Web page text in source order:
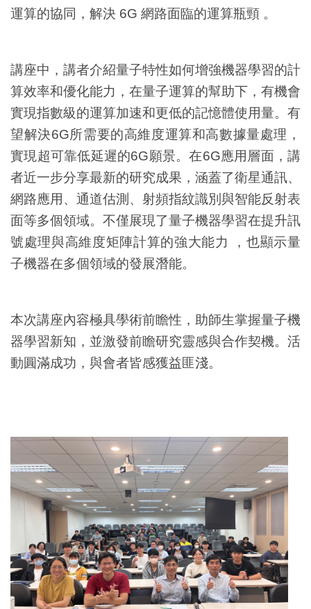
運算的協同，解決 6G 網路面臨的運算瓶頸 。
講座中，講者介紹量子特性如何增強機器學習的計
算效率和優化能力，在量子運算的幫助下，有機會
實現指數級的運算加速和更低的記憶體使用量。有
望解決6G所需要的高維度運算和高數據量處理，
實現超可靠低延遲的6G願景。在6G應用層面，講
者近一步分享最新的研究成果，涵蓋了衛星通訊、
網路應用、通道估測、射頻指紋識別與智能反射表
面等多個領域。不僅展現了量子機器學習在提升訊
號處理與高維度矩陣計算的強大能力 ，也顯示量
子機器在多個領域的發展潛能。
本次講座內容極具學術前瞻性，助師生掌握量子機
器學習新知，並激發前瞻研究靈感與合作契機。活
動圓滿成功，與會者皆感獲益匪淺。